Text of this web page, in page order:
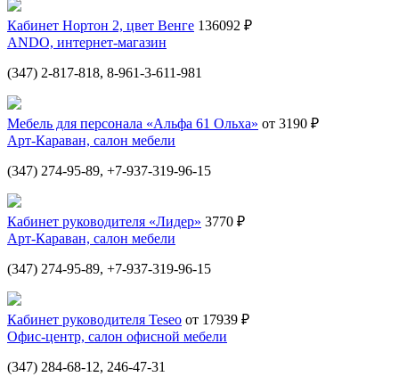
Кабинет Нортон 2, цвет Венге 136092 ₽
ANDO, интернет-магазин
(347) 2-817-818, 8-961-3-611-981
Мебель для персонала «Альфа 61 Ольха» от 3190 ₽
Арт-Караван, салон мебели
(347) 274-95-89, +7-937-319-96-15
Кабинет руководителя «Лидер» 3770 ₽
Арт-Караван, салон мебели
(347) 274-95-89, +7-937-319-96-15
Кабинет руководителя Teseo от 17939 ₽
Офис-центр, салон офисной мебели
(347) 284-68-12, 246-47-31